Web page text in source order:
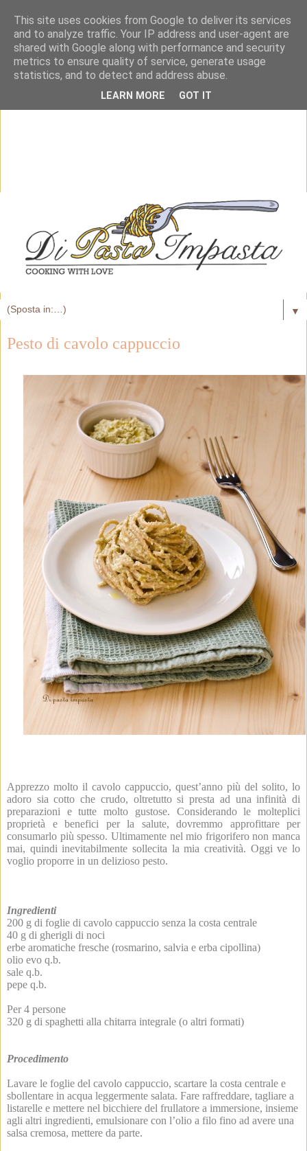
▼
Pesto di cavolo cappuccio
Apprezzo molto il cavolo cappuccio, quest’anno più del solito, lo
adoro sia cotto che crudo, oltretutto si presta ad una infinità di
preparazioni e tutte molto gustose. Considerando le molteplici
proprietà e benefici per la salute, dovremmo approfittare per
consumarlo più spesso. Ultimamente nel mio frigorifero non manca
mai, quindi inevitabilmente sollecita la mia creatività. Oggi ve lo
voglio proporre in un delizioso pesto.
Ingredienti
200 g di foglie di cavolo cappuccio senza la costa centrale
40 g di gherigli di noci
erbe aromatiche fresche (rosmarino, salvia e erba cipollina)
olio evo q.b.
sale q.b.
pepe q.b.
Per 4 persone
320 g di spaghetti alla chitarra integrale (o altri formati)
Procedimento
Lavare le foglie del cavolo cappuccio, scartare la costa centrale e
sbollentare in acqua leggermente salata. Fare raffreddare, tagliare a
listarelle e mettere nel bicchiere del frullatore a immersione, insieme
agli altri ingredienti, emulsionare con l’olio a filo fino ad avere una
salsa cremosa, mettere da parte.
This site uses cookies from Google to deliver its services
and to analyze traffic. Your IP address and user-agent are
shared with Google along with performance and security
metrics to ensure quality of service, generate usage
statistics, and to detect and address abuse.
LEARN MORE GOT IT